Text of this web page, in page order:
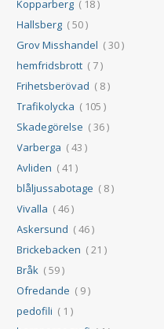
Kopparberg ( 18 )
Hallsberg ( 50 )
Grov Misshandel ( 30 )
hemfridsbrott ( 7 )
Frihetsberövad ( 8 )
Trafikolycka ( 105 )
Skadegörelse ( 36 )
Varberga ( 43 )
Avliden ( 41 )
blåljussabotage ( 8 )
Vivalla ( 46 )
Askersund ( 46 )
Brickebacken ( 21 )
Bråk ( 59 )
Ofredande ( 9 )
pedofili ( 1 )